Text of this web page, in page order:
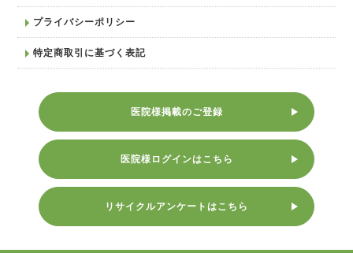
プライバシーポリシー
特定商取引に基づく表記
医院様掲載のご登録
医院様ログインはこちら
リサイクルアンケートはこちら